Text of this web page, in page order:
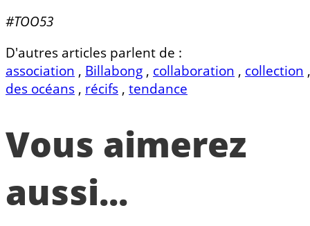
#TOO53
D'autres articles parlent de :
association , Billabong , collaboration , collection
des océans , récifs , tendance
Vous aimerez
aussi...